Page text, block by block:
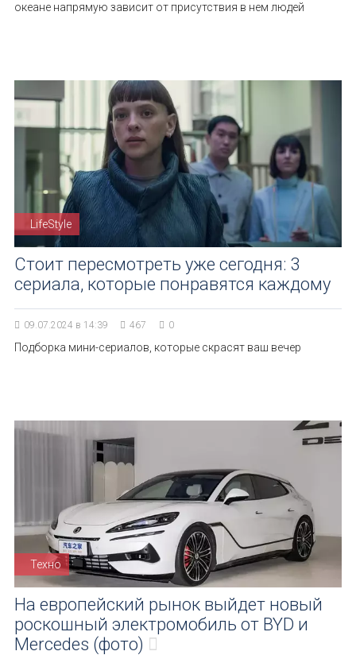
океане напрямую зависит от присутствия в нем людей
LifeStyle
Стоит пересмотреть уже сегодня: 3
сериала, которые понравятся каждому
09.07.2024 в 14:39 467 0
Подборка мини-сериалов, которые скрасят ваш вечер
Техно
На европейский рынок выйдет новый
роскошный электромобиль от BYD и
Mercedes (фото)